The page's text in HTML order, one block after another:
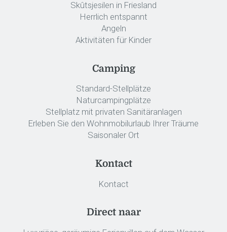
Skûtsjesilen in Friesland
Herrlich entspannt
Angeln
Aktivitäten für Kinder
Camping
Standard-Stellplätze
Naturcampingplätze
Stellplatz mit privaten Sanitäranlagen
Erleben Sie den Wohnmobilurlaub Ihrer Träume
Saisonaler Ort
Kontact
Kontact
Direct naar